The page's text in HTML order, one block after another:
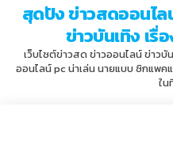
สุดปัง ข่าวสดออนไ
ข่าวบันเทิง เรื่
เว็บไซต์ข่าวสด ข่าวออนไลน์ ข่าวบั
ออนไลน์ pc น่าเล่น นายแบบ ซิกแพค
ใน